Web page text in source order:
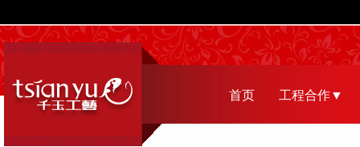
首页 工程合作▼